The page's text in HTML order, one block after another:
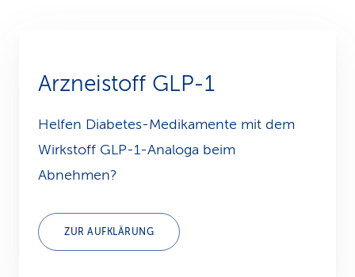
k
s
Arzneistoff GLP-1
Helfen Diabetes-Medikamente mit dem
Wirkstoff GLP-1-Analoga beim
Abnehmen?
ZUR AUFKLÄRUNG